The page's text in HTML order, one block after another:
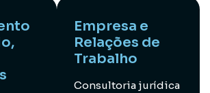
Empresa e
Relações de
Trabalho
Consultoria jurídica